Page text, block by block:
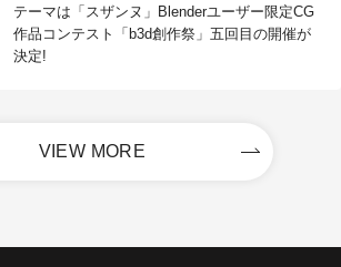
テーマは「スザンヌ」Blenderユーザー限定CG
作品コンテスト「b3d創作祭」五回目の開催が
決定!
VIEW MORE